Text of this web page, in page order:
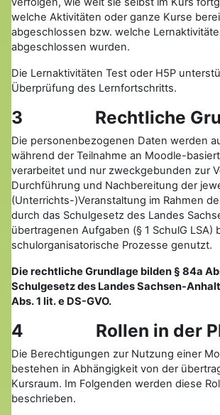
welche Aktivitäten oder ganze Kurse
abgeschlossen bzw. welche
abgeschlossen wurden.
Die Lernaktivitäten Test oder H5P
Überprüfung des Lernfortschritts.
3 Rechtliche
Die personenbezogenen Daten werden
während der Teilnahme an Moodle-
verarbeitet und nur zweckgebunden zur
Durchführung und Nachbereitung der
(Unterrichts-)Veranstaltung im Rahmen
durch das Schulgesetz des Landes
übertragenen Aufgaben (§ 1 SchulG LSA)
schulorganisatorische Prozesse genutzt.
Die rechtliche Grundlage bilden § 84a
Schulgesetz des Landes Sachsen-Anhalt
Abs. 1 lit. e DS-GVO.
4 Rollen in der
Die Berechtigungen zur Nutzung einer
bestehen in Abhängigkeit von der
Kursraum. Im Folgenden werden diese
beschrieben.